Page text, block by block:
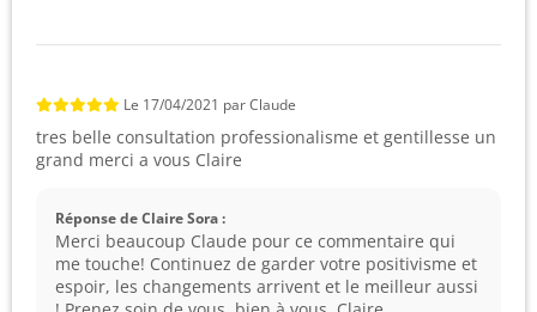
Le 17/04/2021 parClaude
tres belle consultation professionalisme et gentillesse un
grand merci a vous Claire
Réponse de Claire Sora :
Merci beaucoup Claude pour ce commentaire qui
me touche! Continuez de garder votre positivisme et
espoir, les changements arrivent et le meilleur aussi